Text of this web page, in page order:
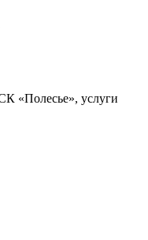
«Полесье», услуги